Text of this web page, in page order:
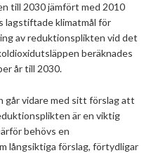
till 2030 jämfört med 2010
lagstiftade klimatmål för
av reduktionsplikten vid det
beräknades
år till 2030.
går vidare med sitt förslag att
är en viktig
behövs en
långsiktiga förslag, förtydligar